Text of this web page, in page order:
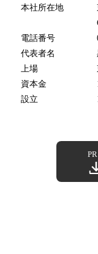
本社所在地
電話番号
代表者名
上場
資本金
設立